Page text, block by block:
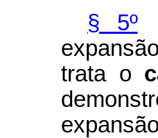
§ 5º
trata o